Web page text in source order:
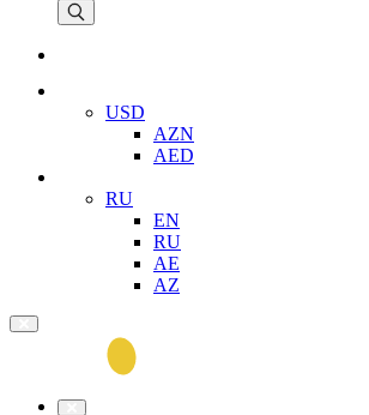
USD
AZN
AED
RU
EN
RU
AE
AZ